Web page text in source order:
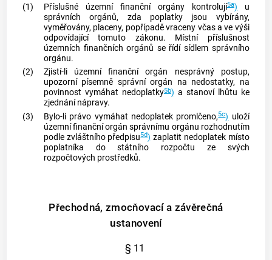
(1) Příslušné územní finanční orgány kontrolují5a) u
správních orgánů, zda poplatky jsou vybírány,
vyměřovány, placeny, popřípadě vraceny včas a ve výši
odpovídající tomuto zákonu. Místní příslušnost
územních finančních orgánů se řídí sídlem správního
orgánu.
(2)
Zjistí-li územní finanční orgán nesprávný postup,
upozorní písemně správní orgán na nedostatky, na
povinnost vymáhat nedoplatky5b) a stanoví lhůtu ke
zjednání nápravy.
(3)
Bylo-li právo vymáhat nedoplatek promlčeno,5c) uloží
územní finanční orgán správnímu orgánu rozhodnutím
podle zvláštního předpisu5d) zaplatit nedoplatek místo
poplatníka do státního rozpočtu ze svých
rozpočtových prostředků.
Přechodná, zmocňovací a závěrečná
ustanovení
§ 11